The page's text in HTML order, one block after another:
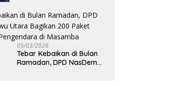
Timur
05/03/2026
Tebar Kebaikan di Bulan
Ramadan, DPD NasDem